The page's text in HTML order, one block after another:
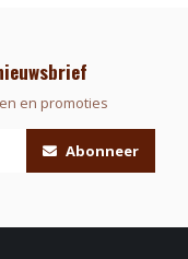
en promoties
Abonneer